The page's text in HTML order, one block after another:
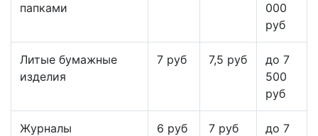
папками
000
руб
Литые бумажные
изделия
7 руб 7,5 руб
до 7
500
руб
Журналы 6 руб 7 руб
до 7